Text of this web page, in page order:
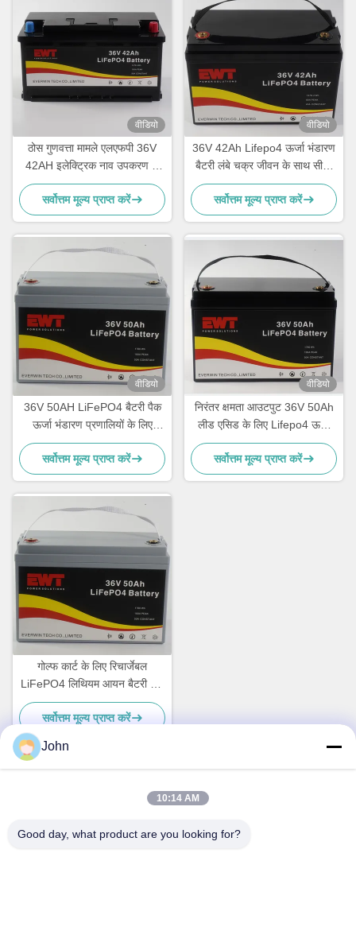
वीडियो
ठोस गुणवत्ता मामले एलएफपी 36V
42AH इलेक्ट्रिक नाव उपकरण के
लिए ली-फेपो 4 बैटरी पैक आपूर्ति
सर्वोत्तम मूल्य प्राप्त करें
वीडियो
36V 42Ah Lifepo4 ऊर्जा भंडारण
बैटरी लंबे चक्र जीवन के साथ सीसा
एसिड प्रतिस्थापन के लिए
सर्वोत्तम मूल्य प्राप्त करें
वीडियो
36V 50AH LiFePO4 बैटरी पैक
ऊर्जा भंडारण प्रणालियों के लिए
मोबाइल मनोरंजन वाहन बिजली की
आपूर्ति
सर्वोत्तम मूल्य प्राप्त करें
वीडियो
निरंतर क्षमता आउटपुट 36V 50Ah
लीड एसिड के लिए Lifepo4 ऊर्जा
भंडारण बैटरी
सर्वोत्तम मूल्य प्राप्त करें
गोल्फ कार्ट के लिए रिचार्जेबल
LiFePO4 लिथियम आयन बैटरी पैक
36V 50Ah 1760Wh बैटरी
सर्वोत्तम मूल्य प्राप्त करें
John
10:14 AM
Good day, what product are you looking for?